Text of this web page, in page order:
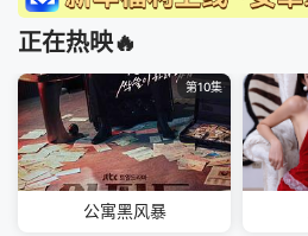
正在热映🔥
第10集
公寓黑风暴